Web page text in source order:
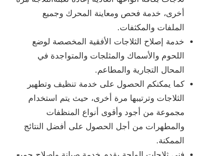
أخرى، خدمة فحص ومعاينة المحرك وجميع
الملفات والمكثفات.
خدمة إصلاح الثلاجات الأفقية المخصصة لوضع
اللحوم والأسماك والمثلجات والمتواجدة في
المحال التجارية والمطاعم.
كما يمكنكم الحصول على خدمة تنظيف وتطهير
الثلاجات وترتيبها مرة أخرى، حيث يتم استخدام
مجموعة من أجود وأقوى أنواع المنظفات
والمطهرات من أجل الحصول على أفضل النتائج
الممكنة.